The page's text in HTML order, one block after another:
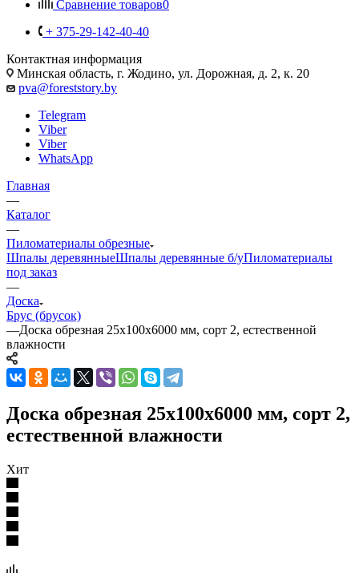
Сравнение товаров0
+ 375-29-142-40-40
Контактная информация
Минская область, г. Жодино, ул. Дорожная, д. 2, к. 20
pva@foreststory.by
Telegram
Viber
Viber
WhatsApp
Главная
—
Каталог
—
Пиломатериалы обрезные
Шпалы деревянныеШпалы деревянные б/уПиломатериалы
под заказ
—
Доска
Брус (брусок)
—Доска обрезная 25x100x6000 мм, сорт 2, естественной
влажности
Доска обрезная 25x100x6000 мм, сорт 2,
естественной влажности
Хит